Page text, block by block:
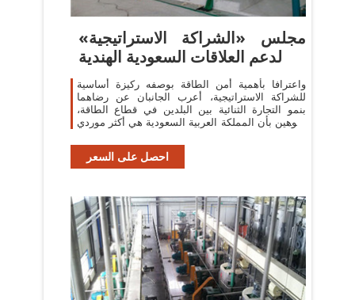
مجلس «الشراكة الاستراتيجية»
لدعم العلاقات السعودية الهندية
واعترافا بأهمية أمن الطاقة بوصفه ركيزة أساسية
للشراكة الاستراتيجية، أعرب الجانبان عن رضاهما
بنمو التجارة الثنائية بين البلدين في قطاع الطاقة،
منوهين بأن المملكة العربية السعودية هي أكثر موردي
احصل على السعر